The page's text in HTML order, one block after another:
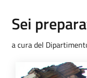
Sei
a cura del